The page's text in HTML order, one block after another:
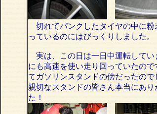
切れてパンクしたタイヤの中に粉
っているのにはびっくりしました。
実は、この日は一日中運転してい
にも高速を使い走り回っていたの
てガソリンスタンドの傍だったの
親切なスタンドの皆さん本当にあ
た！